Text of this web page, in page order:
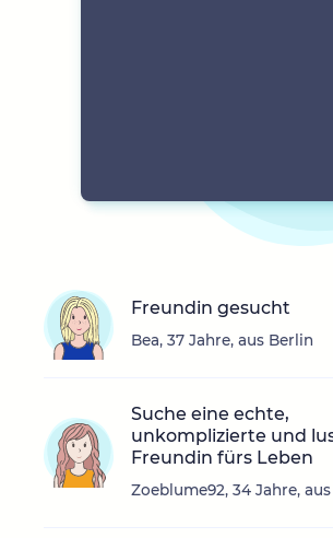
Freundin gesucht
Bea, 37 Jahre, aus Berlin
Suche eine echte,
unkomplizierte und
Freundin fürs Leben
Zoeblume92, 34 Jahre,